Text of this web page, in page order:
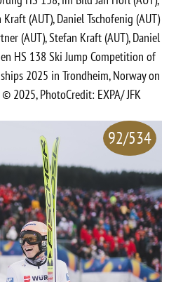
(AUT), Daniel Tschofenig (AUT)
(AUT), Stefan Kraft (AUT), Daniel
HS 138 Ski Jump Competition of
2025 in Trondheim, Norway on
2025, PhotoCredit: EXPA/ JFK
92/534